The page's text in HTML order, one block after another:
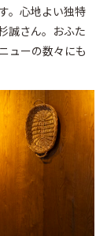
。心地よい独特
誠さん。おふた
ューの数々にも